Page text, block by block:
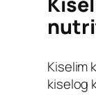
Kiselim
kiselog